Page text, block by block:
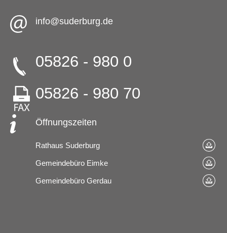
info@suderburg.de
05826 - 980 0
05826 - 980 70
Öffnungszeiten
Rathaus Suderburg
Gemeindebüro Eimke
Gemeindebüro Gerdau